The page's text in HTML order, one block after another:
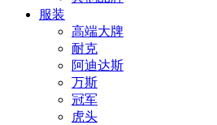
服装
高端大牌
耐克
阿迪达斯
万斯
冠军
虎头